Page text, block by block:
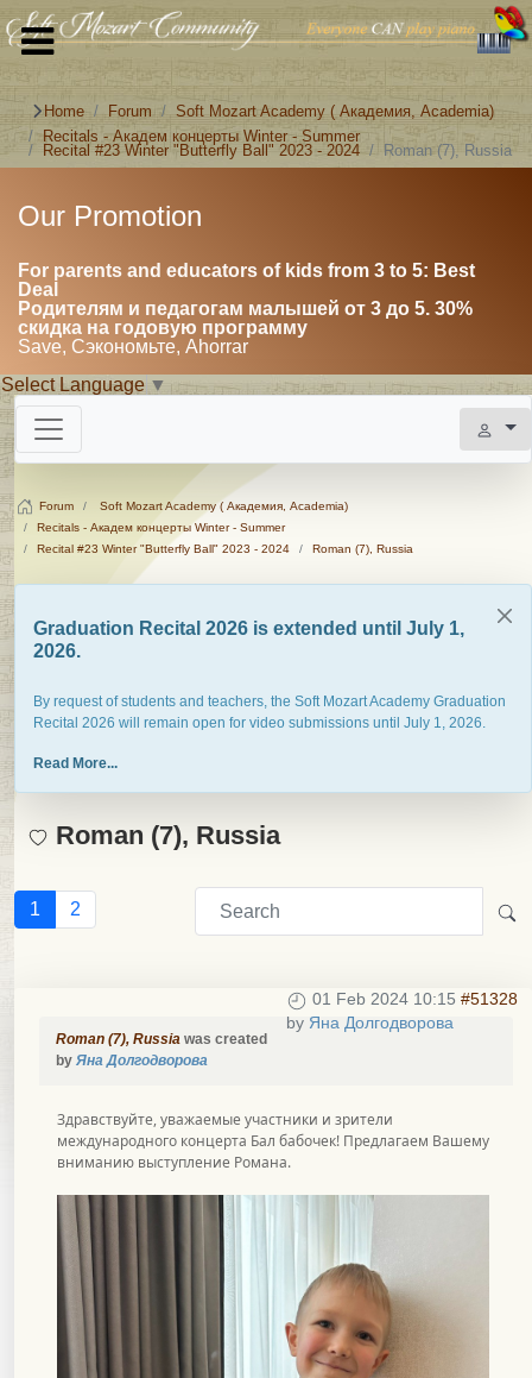
Home Forum
Soft Mozart Academy ( Академия, Academia)
Recitals - Академ концерты Winter - Summer
Recital #23 Winter "Butterfly Ball" 2023 - 2024
Roman (7), Russia
Our Promotion
For parents and educators of kids from 3 to 5: Best
Deal
Родителям и педагогам малышей от 3 до 5. 30%
скидка на годовую программу
Save, Сэкономьте, Ahorrar
Select Language ▼
Forum
Soft Mozart Academy ( Академия, Academia)
Recitals - Академ концерты Winter - Summer
Recital #23 Winter "Butterfly Ball" 2023 - 2024
Roman (7), Russia
Graduation Recital 2026 is extended until July 1,
2026.
By request of students and teachers, the Soft Mozart Academy Graduation
Recital 2026 will remain open for video submissions until July 1, 2026.
Read More...
Roman (7), Russia
1 2
01 Feb 2024 10:15 #51328
by Яна Долгодворова
Roman (7), Russia was created
by Яна Долгодворова
Здравствуйте, уважаемые участники и зрители
международного концерта Бал бабочек! Предлагаем Вашему
вниманию выступление Романа.